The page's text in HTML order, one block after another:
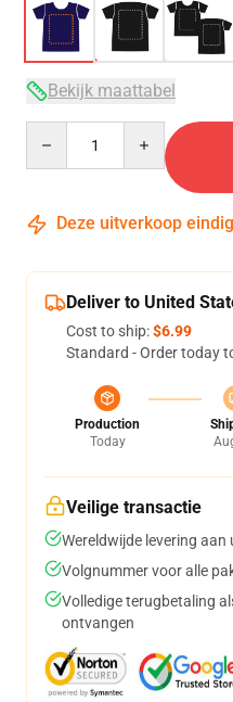
Bekijk maattabel
Deze uitverkoop
Deliver to United
Cost to ship:$6.99
Standard - Order today
Production
Today
Veilige transactie
Wereldwijde levering aan
Volgnummer voor alle
Volledige terugbetaling
ontvangen